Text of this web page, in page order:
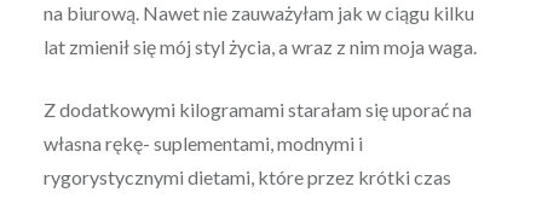
na biurową. Nawet nie zauważyłam jak w ciągu kilku
lat zmienił się mój styl życia, a wraz z nim moja waga.
Z dodatkowymi kilogramami starałam się uporać na
własna rękę- suplementami, modnymi i
rygorystycznymi dietami, które przez krótki czas